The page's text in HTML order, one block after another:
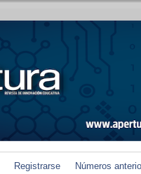
Registrarse Números